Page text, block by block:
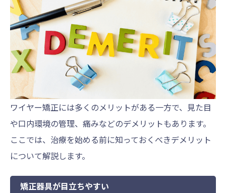
ワイヤー矯正には多くのメリットがある一方で、見た目
や口内環境の管理、痛みなどのデメリットもあります。
ここでは、治療を始める前に知っておくべきデメリット
について解説します。
矯正器具が目立ちやすい